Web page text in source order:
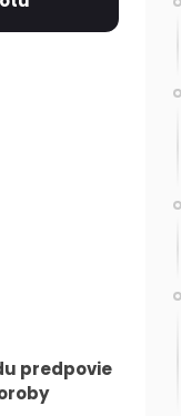
predpovie